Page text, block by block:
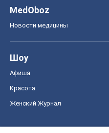
MedOboz
Новости медицины
Шоу
Афиша
Красота
Женский Журнал